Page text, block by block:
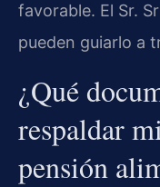
favorable. El Sr.
pueden guiarlo a
¿Qué
respaldar
pensión